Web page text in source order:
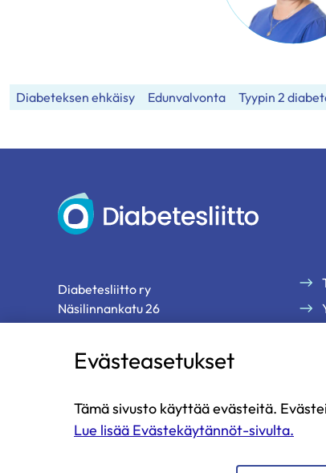
Diabeteksen ehkäisy Edunvalvonta Tyypin 2
Diabetesliitto
Diabetesliitto ry
Näsilinnankatu 26
33200 Tampere
p. 03 2860 111 (ma-pe klo 9-13)
Evästeasetukset
Tämä sivusto käyttää evästeitä.
Lue lisää Evästekäytännöt-sivulta.